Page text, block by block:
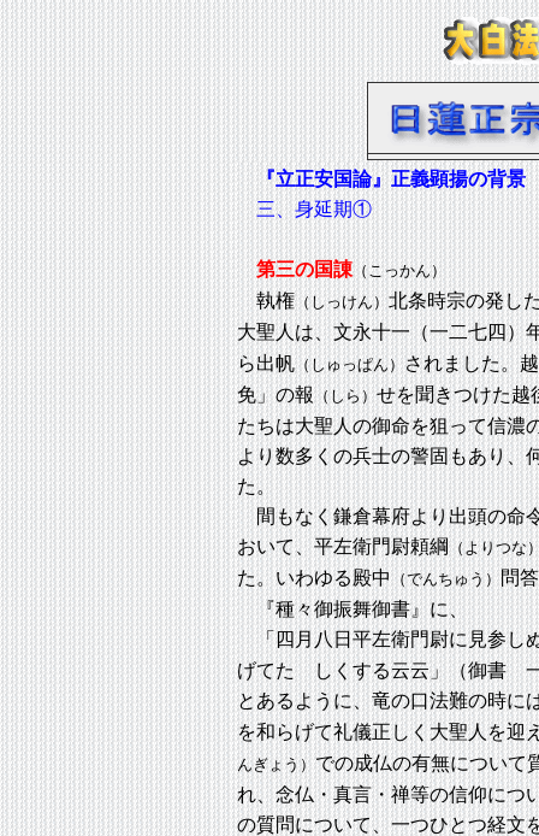
『立正安国論』正義顕揚の背景
三、身延期①
第三の国諌（こっかん）
執権（しっけん）北条時宗の発し
大聖人は、文永十一（一二七四）
ら出帆（しゅっぱん）されました。
免」の報（しら）せを聞きつけた越
たちは大聖人の御命を狙って信濃
より数多くの兵士の警固もあり、
た。
間もなく鎌倉幕府より出頭の命
おいて、平左衛門尉頼綱（よりつな
た。いわゆる殿中（でんちゅう）問
『種々御振舞御書』に、
「四月八日平左衛門尉に見参し
げてたゞしくする云云」（御書
とあるように、竜の口法難の時に
を和らげて礼儀正しく大聖人を迎
んぎょう）での成仏の有無について
れ、念仏・真言・禅等の信仰につ
の質問について、一つひとつ経文